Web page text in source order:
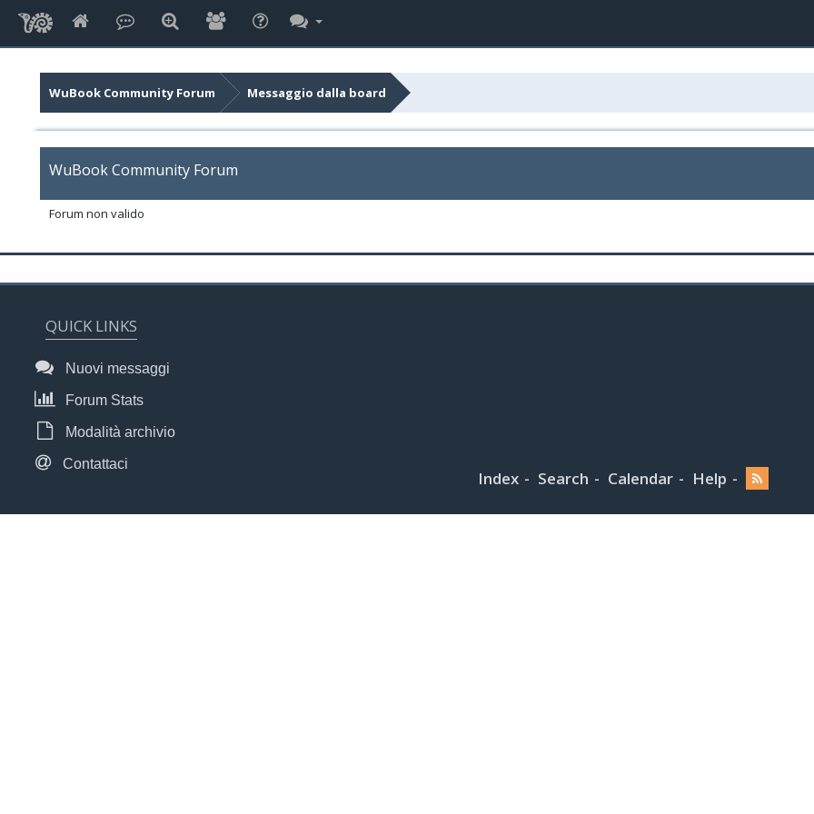
WuBook Community Forum Messaggio dalla board
WuBook Community Forum
Forum non valido
QUICK LINKS
Nuovi messaggi
Forum Stats
Modalità archivio
Contattaci
Index Search Calendar Help